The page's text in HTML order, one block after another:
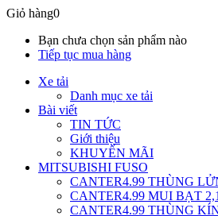
Giỏ hàng0
Bạn chưa chọn sản phẩm nào
Tiếp tục mua hàng
Xe tải
Danh mục xe tải
Bài viết
TIN TỨC
Giới thiệu
KHUYẾN MÃI
MITSUBISHI FUSO
CANTER4.99 THÙNG
CANTER4.99 MUI BẠT
CANTER4.99 THÙNG